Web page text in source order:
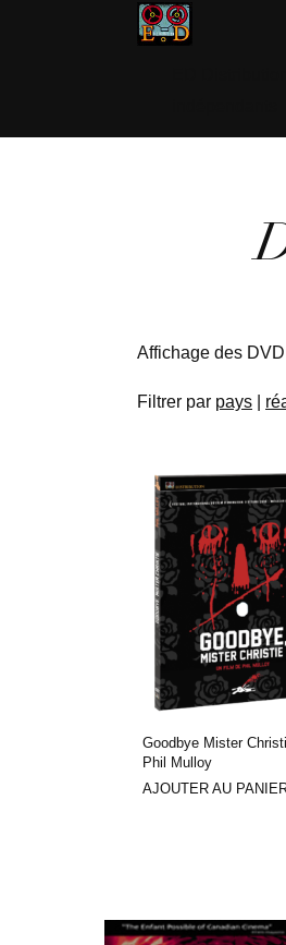
Affichage des
Filtrer par pays
Goodbye Mister
Phil Mulloy
AJOUTER AU